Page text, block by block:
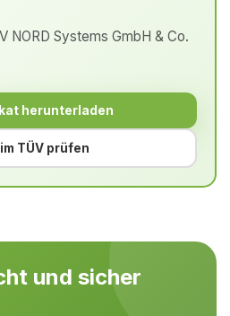
NORD Systems GmbH & Co.
herunterladen
TÜV prüfen
und sicher